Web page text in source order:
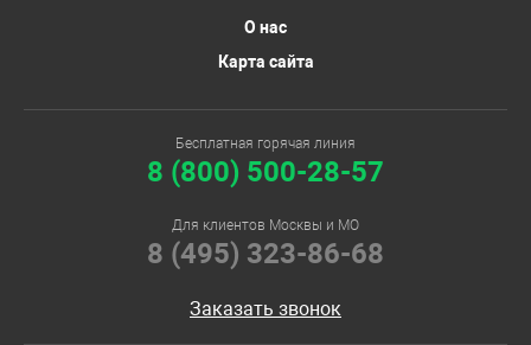
О нас
Карта сайта
Бесплатная горячая линия
8 (800) 500-28-57
Для клиентов Москвы и МО
8 (495) 323-86-68
Заказать звонок